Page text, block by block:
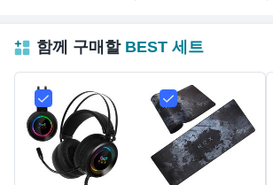
함께 구매할 BEST 세트